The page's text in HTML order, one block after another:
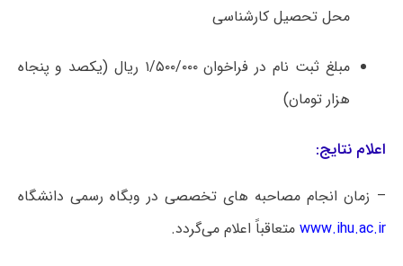
محل تحصیل کارشناسی
مبلغ ثبت نام در فراخوان ۱/۵۰۰/۰۰۰ ریال (یکصد و پنجاه
هزار تومان)
اعلام نتایج:
– زمان انجام مصاحبه های تخصصی در وبگاه رسمی دانشگاه
www.ihu.ac.ir متعاقباً اعلام می‌گردد.